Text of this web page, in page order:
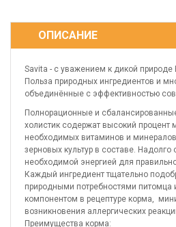
ОПИСАНИЕ
Savita - с уважением к дикой природе
Польза природных ингредиентов и
объединённые с эффективностью
Полнорационные и
холистик содержат высокий процент
необходимых витаминов и
зерновых культур в составе.
необходимой энергией для
Каждый ингредиент тщательно
природными потребностями
компонентом в рецептуре корма,
возникновения аллергических
Преимущества корма: